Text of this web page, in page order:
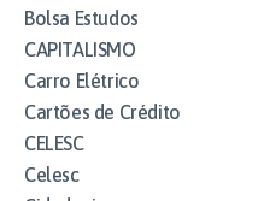
Bolsa Estudos
CAPITALISMO
Carro Elétrico
Cartões de Crédito
CELESC
Celesc